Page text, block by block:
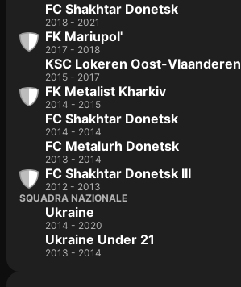
FC Shakhtar Donetsk
2018 - 2021
FK Mariupol'
2017 - 2018
KSC Lokeren Oost-Vlaanderen
2015 - 2017
FK Metalist Kharkiv
2014 - 2015
FC Shakhtar Donetsk
2014 - 2014
FC Metalurh Donetsk
2013 - 2014
FC Shakhtar Donetsk III
2012 - 2013
SQUADRA NAZIONALE
Ukraine
2014 - 2020
Ukraine Under 21
2013 - 2014